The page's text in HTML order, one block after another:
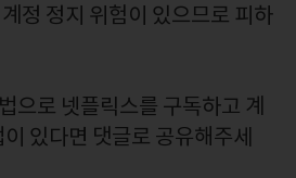
정 정지 위험이 있으므로 피하
으로 넷플릭스를 구독하고 계
있다면 댓글로 공유해주세